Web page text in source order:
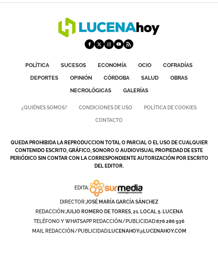
POLÍTICA SUCESOS ECONOMÍA OCIO
COFRADÍAS
DEPORTES
OPINIÓN CÓRDOBA SALUD
OBRAS
NECROLÓGICAS
GALERÍAS
¿QUIÉNES SOMOS? CONDICIONES DE USO POLÍTICA DE COOKIES
CONTACTO
QUEDA PROHIBIDA LA REPRODUCCION TOTAL O PARCIAL O EL USO DE CUALQUIER
CONTENIDO ESCRITO, GRÁFICO, SONORO O AUDIOVISUAL PROPIEDAD DE ESTE
PERIÓDICO SIN CONTAR CON LA CORRESPONDIENTE AUTORIZACIÓN POR ESCRITO
DEL EDITOR.
EDITA:
DIRECTOR:JOSÉ MARÍA GARCÍA SÁNCHEZ
REDACCIÓN:JULIO ROMERO DE TORRES, 21. LOCAL 5. LUCENA
TELÉFONO Y WHATSAPP REDACCIÓN/PUBLICIDAD:676 286 936
MAIL REDACCIÓN/PUBLICIDAD:LUCENAHOY@LUCENAHOY.COM